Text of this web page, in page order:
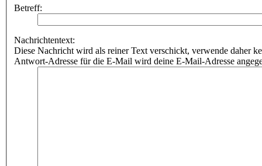
Betreff:
Nachrichtentext:
Diese Nachricht wird als reiner Text verschickt, verwende daher
Antwort-Adresse für die E-Mail wird deine E-Mail-Adresse